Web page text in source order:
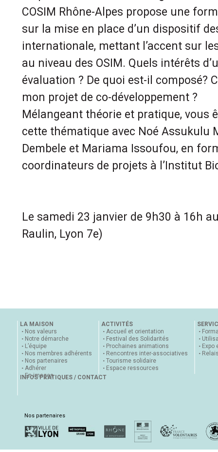
COSIM Rhône-Alpes propose une
sur la mise en place d’un dispositif
internationale, mettant l’accent sur
au niveau des OSIM. Quels intérêts
évaluation ? De quoi est-il composé?
mon projet de co-développement ?
Mélangeant théorie et pratique, vous
cette thématique avec Noé Assukulu
Dembele et Mariama Issoufou, en
coordinateurs de projets à l’Institut
Le samedi 23 janvier de 9h30 à 16h
Raulin, Lyon 7e)
LA MAISON
Nos valeurs
Notre démarche
L’équipe
Nos membres adhérents
Nos partenaires
Adhérer
En images
ACTIVITÉS
Accueil et orientation
Festival des Solidarités
Prochaines animations
Rencontres inter-associatives
Tourisme solidaire
Espace ressources
Expo
INFOS PRATIQUES / CONTACT
Nos partenaires